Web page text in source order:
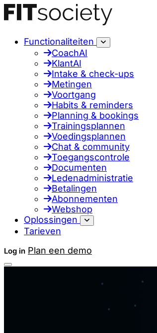
Functionaliteiten
CoachAI
KlantAI
Intake & check-ups
Metingen
Voortgang
Habits & reminders
Planning & bookings
Trainingsplannen
Voedingsplannen
Chat & community
Toegangscontrole
Documenten
Ledenadministratie
Betalingen
Abonnementen
Webshop
Oplossingen
Tarieven
Log in Plan een demo